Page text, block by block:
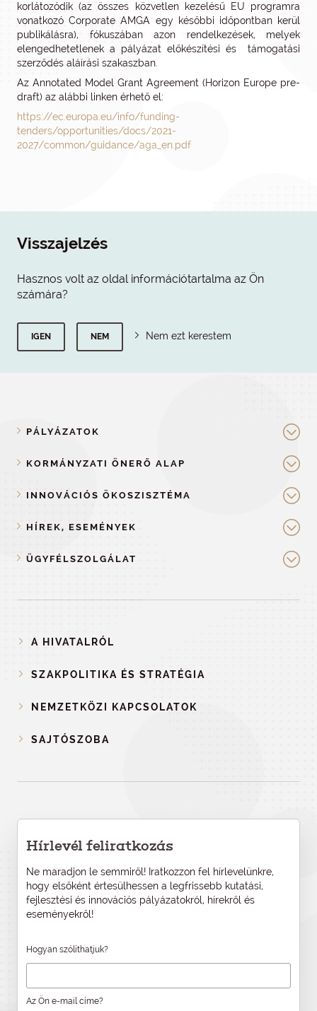
korlátozódik (az összes közvetlen kezelésű EU programra
vonatkozó Corporate AMGA egy későbbi időpontban kerül
publikálásra), fókuszában azon rendelkezések, melyek
elengedhetetlenek a pályázat előkészítési és támogatási
szerződés aláírási szakaszban.
Az Annotated Model Grant Agreement (Horizon Europe pre-
draft) az alábbi linken érhető el:
https://ec.europa.eu/info/funding-
tenders/opportunities/docs/2021-
2027/common/guidance/aga_en.pdf
Visszajelzés
Hasznos volt az oldal információtartalma az Ön
számára?
IGEN NEM Nem ezt kerestem
PÁLYÁZATOK
KORMÁNYZATI ÖNERŐ ALAP
INNOVÁCIÓS ÖKOSZISZTÉMA
HÍREK, ESEMÉNYEK
ÜGYFÉLSZOLGÁLAT
A HIVATALRÓL
SZAKPOLITIKA ÉS STRATÉGIA
NEMZETKÖZI KAPCSOLATOK
SAJTÓSZOBA
Hírlevél feliratkozás
Ne maradjon le semmiről! Iratkozzon fel hírlevelünkre,
hogy elsőként értesülhessen a legfrissebb kutatási,
fejlesztési és innovációs pályázatokról, hírekről és
eseményekről!
Hogyan szólíthatjuk?
Az Ön e-mail címe?